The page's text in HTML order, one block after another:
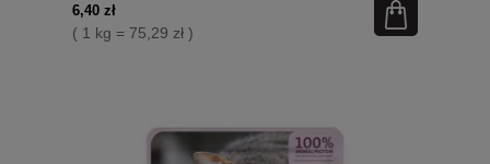
6,40 zł
( 1 kg = 75,29 zł )